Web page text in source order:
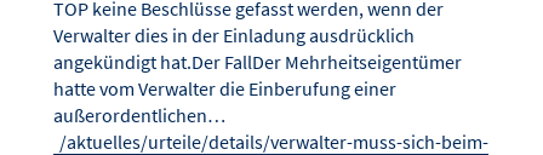
TOP keine Beschlüsse gefasst werden, wenn der
Verwalter dies in der Einladung ausdrücklich
angekündigt hat.Der FallDer Mehrheitseigentümer
hatte vom Verwalter die Einberufung einer
außerordentlichen…
/aktuelles/urteile/details/verwalter-muss-sich-beim-